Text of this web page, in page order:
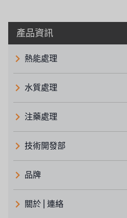
產品資訊
熱能處理
水質處理
注藥處理
技術開發部
品牌
義大利 ATLAS
關於 | 連絡